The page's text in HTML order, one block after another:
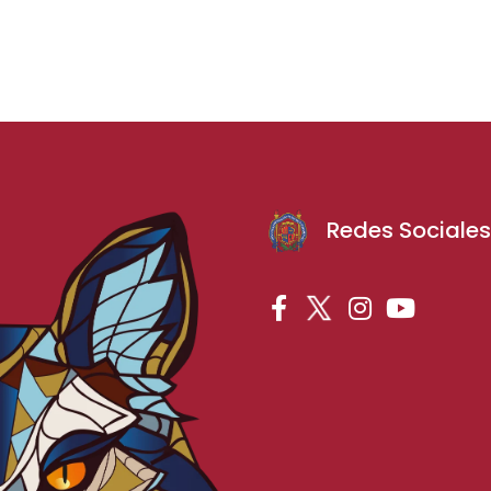
Redes Sociales